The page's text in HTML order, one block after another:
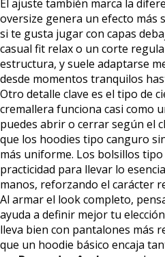
El ajuste también marca la
oversize genera un efecto más
si te gusta jugar con capas
casual fit relax o un corte
estructura, y suele adaptarse
desde momentos tranquilos
Otro detalle clave es el tipo de
cremallera funciona casi como
puedes abrir o cerrar según el
que los hoodies tipo canguro
más uniforme. Los bolsillos
practicidad para llevar lo
manos, reforzando el carácter
Al armar el look completo,
ayuda a definir mejor tu
lleva bien con pantalones más
que un hoodie básico encaja